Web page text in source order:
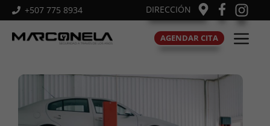
Saltar
al
contenido
+507 775 8934 DIRECCIÓN
AGENDAR CITA